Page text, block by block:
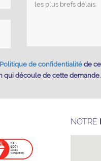
Politique de confidentialité de
qui découle de cette demande.
NOTRE